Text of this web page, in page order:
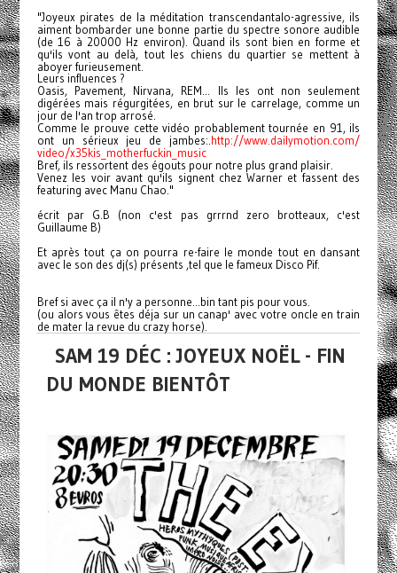
"Joyeux pirates de la méditation transcendantalo-agressive, ils
aiment bombarder une bonne partie du spectre sonore audible
(de 16 à 20000 Hz environ). Quand ils sont bien en forme et
qu'ils vont au delà, tout les chiens du quartier se mettent à
aboyer furieusement.
Leurs influences ?
Oasis, Pavement, Nirvana, REM... Ils les ont non seulement
digérées mais régurgitées, en brut sur le carrelage, comme un
jour de l'an trop arrosé.
Comme le prouve cette vidéo probablement tournée en 91, ils
ont un sérieux jeu de jambes:. http://www.dailymotion.com/
video/x35kis_motherfuckin_ music
Bref, ils ressortent des égouts pour notre plus grand plaisir.
Venez les voir avant qu'ils signent chez Warner et fassent des
featuring avec Manu Chao."
écrit par G.B (non c'est pas grrrnd zero brotteaux, c'est
Guillaume B)
Et après tout ça on pourra re-faire le monde tout en dansant
avec le son des dj(s) présents ,tel que le fameux Disco Pif.
Bref si avec ça il n'y a personne...bin tant pis pour vous.
(ou alors vous êtes déja sur un canap' avec votre oncle en train
de mater la revue du crazy horse).
SAM 19 DÉC : JOYEUX NOËL - FIN
DU MONDE BIENTÔT